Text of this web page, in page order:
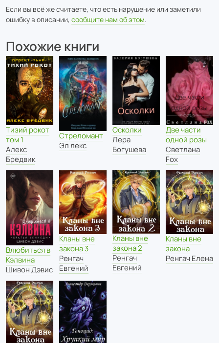
Если вы всё же считаете, что есть нарушение или заметили
ошибку в описании, сообщите нам об этом.
Похожие книги
Тизий рокот
том 1
Алекс
Бредвик
Стреломант
Эл лекс
Осколки
Лера
Богушева
Две части
одной розы
Светлана
Fox
Влюбиться в
Кэлвина
Шивон Дэвис
Кланы вне
закона 3
Ренгач
Евгений
Кланы вне
закона 2
Ренгач
Евгений
Кланы вне
закона
Ренгач Елена